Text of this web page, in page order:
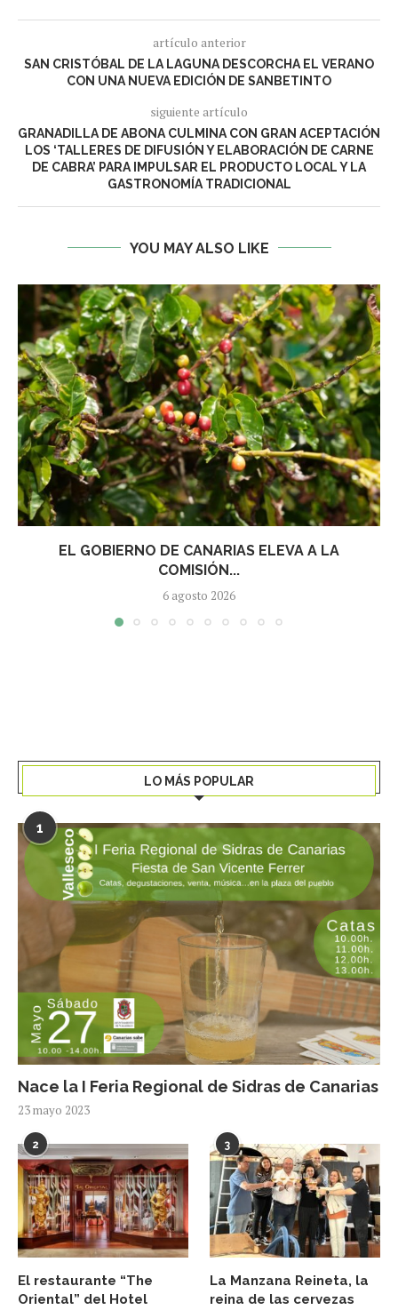
artículo anterior
SAN CRISTÓBAL DE LA LAGUNA DESCORCHA EL VERANO
CON UNA NUEVA EDICIÓN DE SANBETINTO
siguiente artículo
GRANADILLA DE ABONA CULMINA CON GRAN ACEPTACIÓN
LOS ‘TALLERES DE DIFUSIÓN Y ELABORACIÓN DE CARNE
DE CABRA’ PARA IMPULSAR EL PRODUCTO LOCAL Y LA
GASTRONOMÍA TRADICIONAL
YOU MAY ALSO LIKE
EL GOBIERNO DE CANARIAS ELEVA A LA
COMISIÓN...
6 agosto 2026
LO MÁS POPULAR
1
Nace la I Feria Regional de Sidras de Canarias
23 mayo 2023
2
El restaurante “The
Oriental” del Hotel
3
La Manzana Reineta, la
reina de las cervezas